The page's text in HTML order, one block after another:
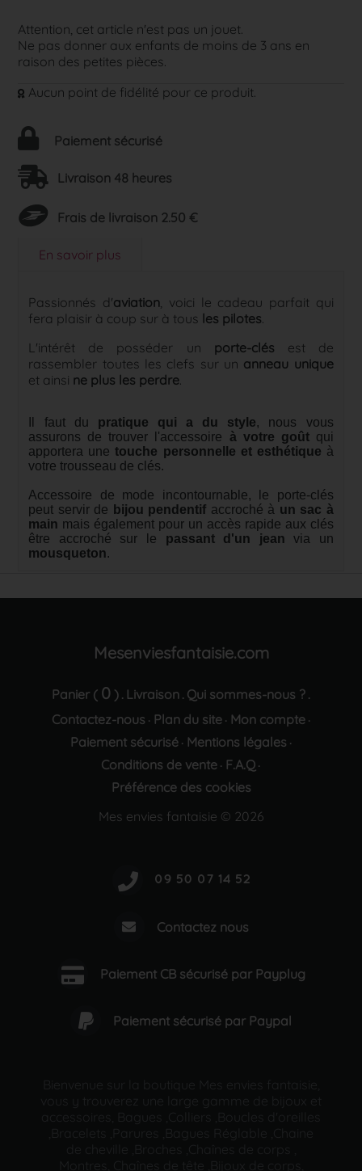
Attention, cet article n'est pas un jouet.
Ne pas donner aux enfants de moins de 3 ans en
raison des petites pièces.
Aucun point de fidélité pour ce produit.
Paiement sécurisé
Livraison 48 heures
Frais de livraison 2.50 €
En savoir plus
Passionnés d'aviation, voici le cadeau parfait qui
fera plaisir à coup sur à tous les pilotes.
L'intérêt de posséder un porte-clés est de
rassembler toutes les clefs sur un anneau unique
et ainsi ne plus les perdre.
Il faut du pratique qui a du style, nous vous
assurons de trouver l'accessoire à votre goûtqui
apportera unetouche personnelle et esthétique à
votre trousseau de clés.
Accessoire de mode incontournable, le porte-clés
peut servir de bijou pendentif accroché à un sac à
main mais également pour un accès rapide aux clés
être accroché sur le passant d'un jean via un
mousqueton.
Mesenviesfantaisie.com
Panier ( 0 ) . Livraison . Qui sommes-nous ? .
Contactez-nous · Plan du site· Mon compte·
Paiement sécurisé· Mentions légales ·
Conditions de vente · F.A.Q ·
Préférence des cookies
Mes envies fantaisie © 2026
Contactez nous
Paiement CB sécurisé par Payplug
Paiement sécurisé par Paypal